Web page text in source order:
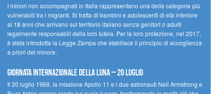
I minori non accompagnati in Italia rappresentano una delle categorie più
vulnerabili tra i migranti. Si tratta di bambini e adolescenti di età inferiore
ai 18 anni che arrivano sul territorio italiano senza genitori o adulti
legalmente responsabili della loro tutela. Per la loro protezione, nel 2017,
è stata introdotta la Legge Zampa che stabilisce il principio di accoglienza
a priori del minore.
Giornata Internazionale della Luna – 20 luglio
Il 20 luglio 1969, la missione Apollo 11 e i due astronauti Neil Armstrong e